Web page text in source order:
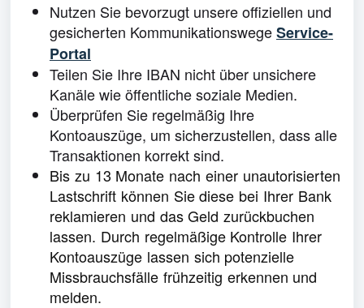
Nutzen Sie bevorzugt unsere offiziellen und
gesicherten KommunikationswegeService-
Portal
Teilen Sie Ihre IBAN nicht über unsichere
Kanäle wie öffentliche soziale Medien.
Überprüfen Sie regelmäßig Ihre
Kontoauszüge, um sicherzustellen, dass alle
Transaktionen korrekt sind.
Bis zu 13 Monate nach einer unautorisierten
Lastschrift können Sie diese bei Ihrer Bank
reklamieren und das Geld zurückbuchen
lassen. Durch regelmäßige Kontrolle Ihrer
Kontoauszüge lassen sich potenzielle
Missbrauchsfälle frühzeitig erkennen und
melden.